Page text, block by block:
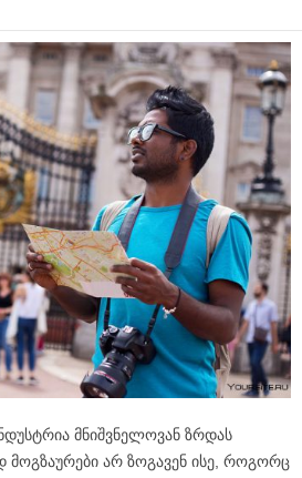
მნიშვნელოვან ზრდას
მოგზაურები არ ზოგავენ ისე, როგორც